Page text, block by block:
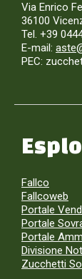
Via Enrico
36100
Tel. +39
E-mail:
PEC:
Fallco
Fallcoweb
Portale
Portale
Portale
Divisione
Zucchetti